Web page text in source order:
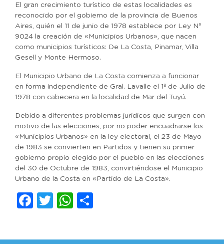
El gran crecimiento turístico de estas localidades es
reconocido por el gobierno de la provincia de Buenos
Aires, quién el 11 de junio de 1978 establece por Ley Nº
9024 la creación de «Municipios Urbanos», que nacen
como municipios turísticos: De La Costa, Pinamar, Villa
Gesell y Monte Hermoso.
El Municipio Urbano de La Costa comienza a funcionar
en forma independiente de Gral. Lavalle el 1º de Julio de
1978 con cabecera en la localidad de Mar del Tuyú.
Debido a diferentes problemas jurídicos que surgen con
motivo de las elecciones, por no poder encuadrarse los
«Municipios Urbanos» en la ley electoral, el 23 de Mayo
de 1983 se convierten en Partidos y tienen su primer
gobierno propio elegido por el pueblo en las elecciones
del 30 de Octubre de 1983, convirtiéndose el Municipio
Urbano de la Costa en «Partido de La Costa».
Facebook
TwitterWhatsApp